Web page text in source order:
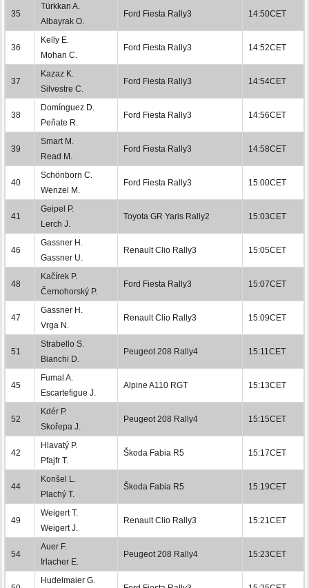
35
Türkkan A.
Albayrak O.
Ford Fiesta Rally3 14:50CET
36
Kelly E.
Mohan C.
Ford Fiesta Rally3 14:52CET
37
Kazaz K.
Silvestre C.
Ford Fiesta Rally3 14:54CET
38
Domínguez D.
Peñate R.
Ford Fiesta Rally3 14:56CET
39
Smart M.
Read M.
Ford Fiesta Rally3 14:58CET
40
Schönborn C.
Wenzel M.
Ford Fiesta Rally3 15:00CET
41
Geipel P.
Lerch J.
Toyota GR Yaris Rally2 15:03CET
46
Gassner H.
Gassner U.
Renault Clio Rally3 15:05CET
48
Kačírek P.
Černohorský P.
Ford Fiesta Rally3 15:07CET
47
Gassner H.
Vrga N.
Renault Clio Rally3 15:09CET
51
Strabello S.
Bianchi D.
Peugeot 208 Rally4 15:11CET
45
Fumal A.
Escartefigue J.
Alpine A110 RGT 15:13CET
52
Kdér P.
Skořepa J.
Peugeot 208 Rally4 15:15CET
42
Hlavatý P.
Pfajfr T.
Škoda Fabia R5 15:17CET
44
Konšel L.
Plachý T.
Škoda Fabia R5 15:19CET
49
Weigert T.
Weigert J.
Renault Clio Rally3 15:21CET
54
Auer F.
Irlacher E.
Peugeot 208 Rally4 15:23CET
Hudelmaier G.